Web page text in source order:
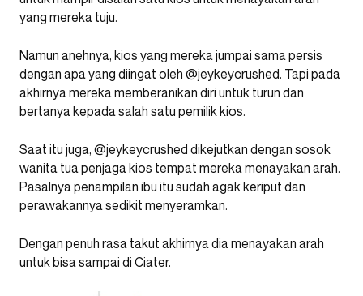
yang mereka tuju.
Namun anehnya, kios yang mereka jumpai sama persis
dengan apa yang diingat oleh @jeykeycrushed. Tapi pada
akhirnya mereka memberanikan diri untuk turun dan
bertanya kepada salah satu pemilik kios.
Saat itu juga, @jeykeycrushed dikejutkan dengan sosok
wanita tua penjaga kios tempat mereka menayakan arah.
Pasalnya penampilan ibu itu sudah agak keriput dan
perawakannya sedikit menyeramkan.
Dengan penuh rasa takut akhirnya dia menayakan arah
untuk bisa sampai di Ciater.